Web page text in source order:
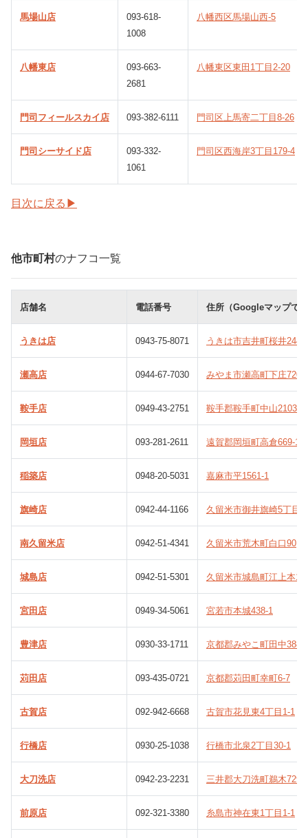
馬場山店
093-618-
1008
八幡西区馬場山西-5
八幡東店
093-663-
2681
八幡東区東田1丁目2-20
門司フィールスカイ店 093-382-6111 門司区上馬寄二丁目8-26
門司シーサイド店
093-332-
1061
門司区西海岸3丁目179-4
目次に戻る▶
他市町村のナフコ一覧
店舗名 電話番号 住所（Googleマップで
うきは店 0943-75-8071 うきは市吉井町桜井244
瀬高店 0944-67-7030 みやま市瀬高町下庄720-4
鞍手店 0949-43-2751 鞍手郡鞍手町中山2103-5
岡垣店 093-281-2611 遠賀郡岡垣町高倉669-1
稲築店 0948-20-5031 嘉麻市平1561-1
旗崎店 0942-44-1166 久留米市御井旗崎5丁目
南久留米店 0942-51-4341 久留米市荒木町白口90
城島店 0942-51-5301 久留米市城島町江上本
宮田店 0949-34-5061 宮若市本城438-1
豊津店 0930-33-1711 京都郡みやこ町田中388
苅田店 093-435-0721 京都郡苅田町幸町6-7
古賀店 092-942-6668 古賀市花見東4丁目1-1
行橋店 0930-25-1038 行橋市北泉2丁目30-1
大刀洗店 0942-23-2231 三井郡大刀洗町鵜木729-1
前原店 092-321-3380 糸島市神在東1丁目1-1